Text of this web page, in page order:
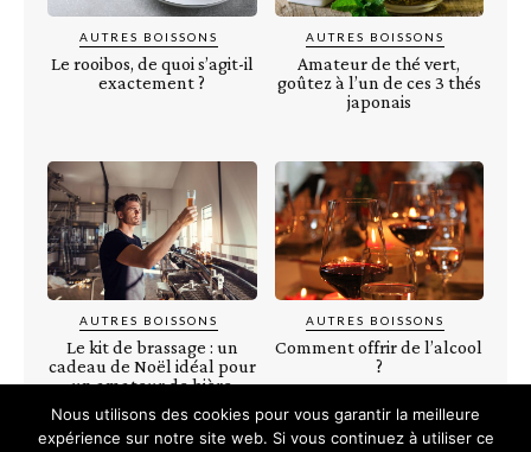
AUTRES BOISSONS
Le rooibos, de quoi s’agit-il
exactement ?
AUTRES BOISSONS
Amateur de thé vert,
goûtez à l’un de ces 3 thés
japonais
AUTRES BOISSONS
Le kit de brassage : un
cadeau de Noël idéal pour
un amateur de bière
AUTRES BOISSONS
Comment offrir de l’alcool
?
Nous utilisons des cookies pour vous garantir la meilleure
expérience sur notre site web. Si vous continuez à utiliser ce